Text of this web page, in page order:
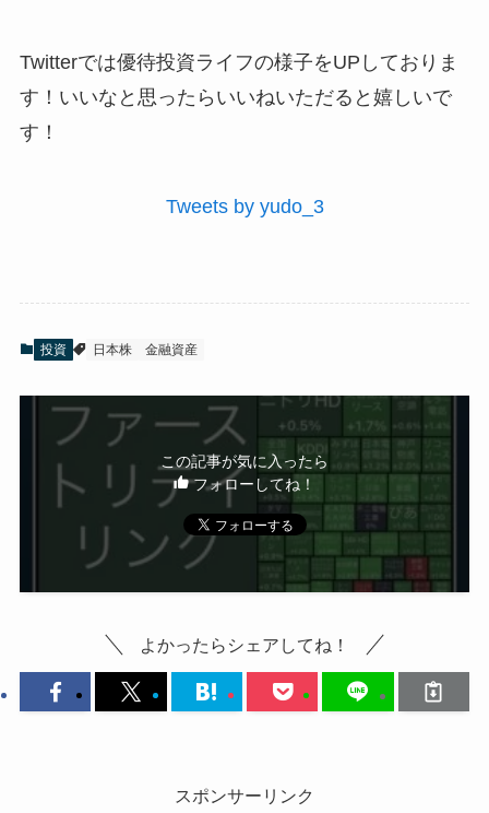
Twitterでは優待投資ライフの様子をUPしておりま
す！いいなと思ったらいいねいただると嬉しいで
す！
Tweets by yudo_3
投資 日本株 金融資産
この記事が気に入ったら
フォローしてね！
よかったらシェアしてね！
スポンサーリンク